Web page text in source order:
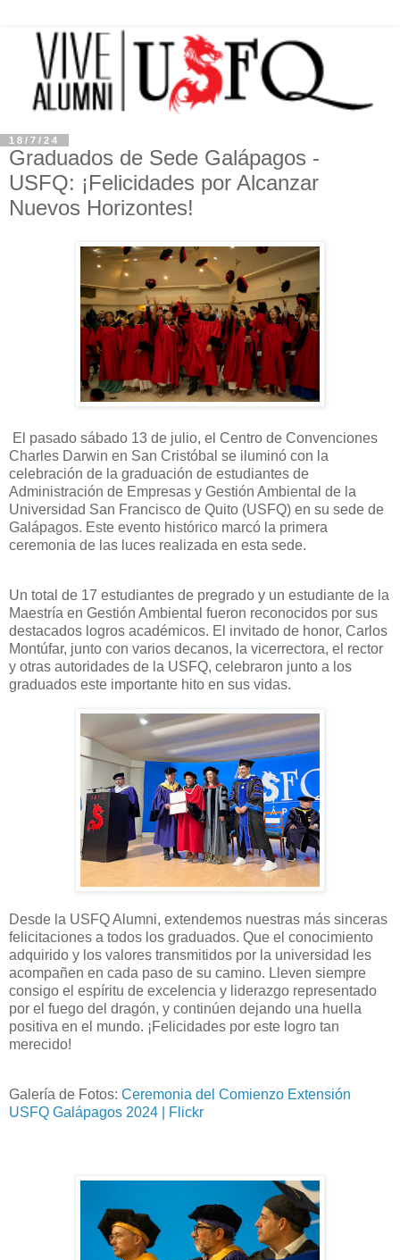
18/7/24
Graduados de Sede Galápagos -
USFQ: ¡Felicidades por Alcanzar
Nuevos Horizontes!
El pasado sábado 13 de julio, el Centro de Convenciones
Charles Darwin en San Cristóbal se iluminó con la
celebración de la graduación de estudiantes de
Administración de Empresas y Gestión Ambiental de la
Universidad San Francisco de Quito (USFQ) en su sede de
Galápagos. Este evento histórico marcó la primera
ceremonia de las luces realizada en esta sede.
Un total de 17 estudiantes de pregrado y un estudiante de la
Maestría en Gestión Ambiental fueron reconocidos por sus
destacados logros académicos. El invitado de honor, Carlos
Montúfar, junto con varios decanos, la vicerrectora, el rector
y otras autoridades de la USFQ, celebraron junto a los
graduados este importante hito en sus vidas.
Desde la USFQ Alumni, extendemos nuestras más sinceras
felicitaciones a todos los graduados. Que el conocimiento
adquirido y los valores transmitidos por la universidad les
acompañen en cada paso de su camino. Lleven siempre
consigo el espíritu de excelencia y liderazgo representado
por el fuego del dragón, y continúen dejando una huella
positiva en el mundo. ¡Felicidades por este logro tan
merecido!
Galería de Fotos: Ceremonia del Comienzo Extensión
USFQ Galápagos 2024 | Flickr